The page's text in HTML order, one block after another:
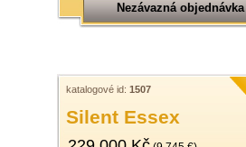
Nezávazná objednávka
katalogové id: 1507
Silent Essex